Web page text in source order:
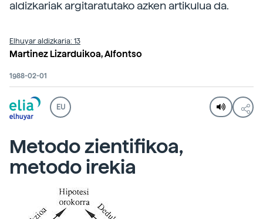
aldizkariak argitaratutako azken artikulua da.
Elhuyar aldizkaria: 13
Martinez Lizarduikoa, Alfontso
1988-02-01
EU
Metodo zientifikoa,
metodo irekia